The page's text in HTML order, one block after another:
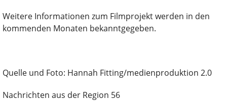
Weitere Informationen zum Filmprojekt werden in den
kommenden Monaten bekanntgegeben.
Quelle und Foto: Hannah Fitting/medienproduktion 2.0
Nachrichten aus der Region 56